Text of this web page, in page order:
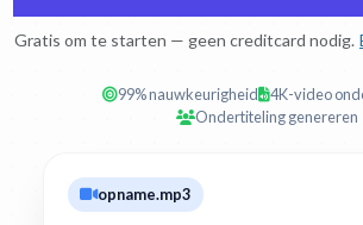
Gratis om te starten — geen creditcard nodig.
99% nauwkeurigheid
4K-video
Ondertiteling genereren
opname.mp3